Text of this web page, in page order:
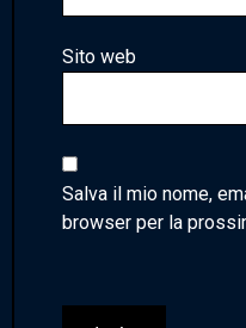
Sito web
Salva il mio nome,
browser per la